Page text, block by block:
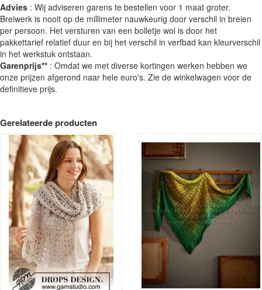
Advies : Wij adviseren garens te bestellen voor 1 maat groter.
Breiwerk is nooit op de millimeter nauwkeurig door verschil in breien
per persoon. Het versturen van een bolletje wol is door het
pakkettarief relatief duur en bij het verschil in verfbad kan kleurverschil
in het werkstuk ontstaan.
Garenprijs** : Omdat we met diverse kortingen werken hebben we
onze prijzen afgerond naar hele euro's. Zie de winkelwagen voor de
definitieve prijs.
Gerelateerde producten